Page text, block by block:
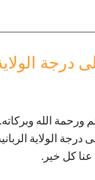
الولاية
ورحمة الله وبركاته.
الولاية
عنا كل خير.